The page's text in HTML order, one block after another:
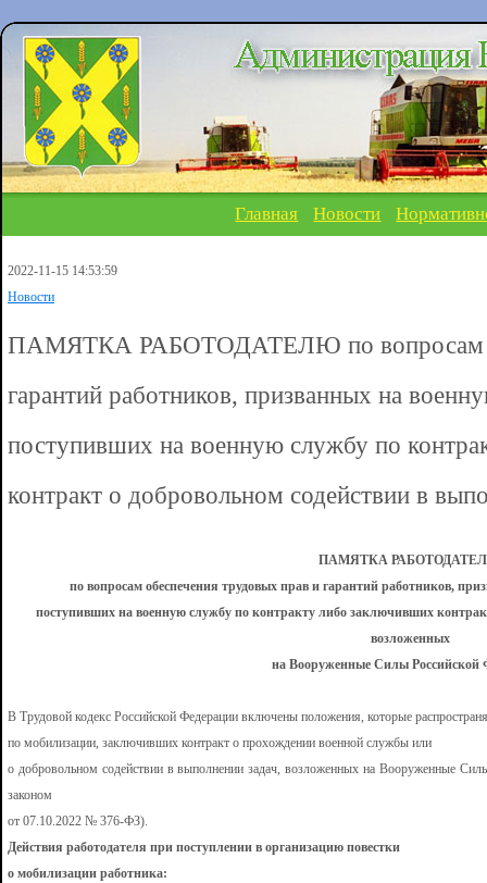
Главная Новости
2022-11-15 14:53:59
Новости
ПАМЯТКА РАБОТОДАТЕЛЮ по вопросам
гарантий работников, призванных на
поступивших на военную службу по
контракт о добровольном содействии в
ПАМЯТКА
по вопросам обеспечения трудовых прав и гарантий работников,
поступивших на военную службу по контракту либо заключивших
возложенных
на Вооруженные Силы Российской
В Трудовой кодекс Российской Федерации включены положения, которые
по мобилизации, заключивших контракт о прохождении военной службы или
о добровольном содействии в выполнении задач, возложенных на Вооруженные
законом
от 07.10.2022 № 376-ФЗ).
Действия работодателя при поступлении в организацию повестки
о мобилизации работника: